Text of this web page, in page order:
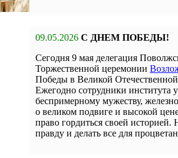
09.05.2026 С ДНЕМ ПОБЕДЫ!
Сегодня 9 мая делегация
Торжественной церемонии
Победы в Великой
Ежегодно сотрудники института
беспримерному мужеству,
о великом подвиге и высокой
право гордиться своей
правду и делать все для